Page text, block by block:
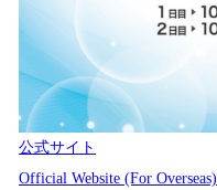
公式サイト
Official Website (For Overseas)